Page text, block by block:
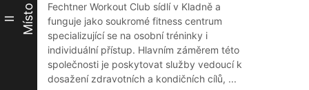
II Místo
Fechtner Workout Club sídlí v Kladně a
funguje jako soukromé fitness centrum
specializující se na osobní tréninky i
individuální přístup. Hlavním záměrem této
společnosti je poskytovat služby vedoucí k
dosažení zdravotních a kondičních cílů, ...